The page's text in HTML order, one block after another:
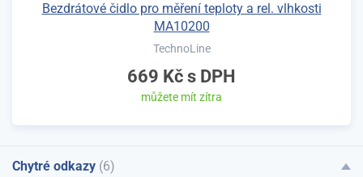
Bezdrátové čidlo pro měření teploty a rel. vlhkosti
MA10200
TechnoLine
669 Kč s DPH
můžete mít zítra
Chytré odkazy (6)